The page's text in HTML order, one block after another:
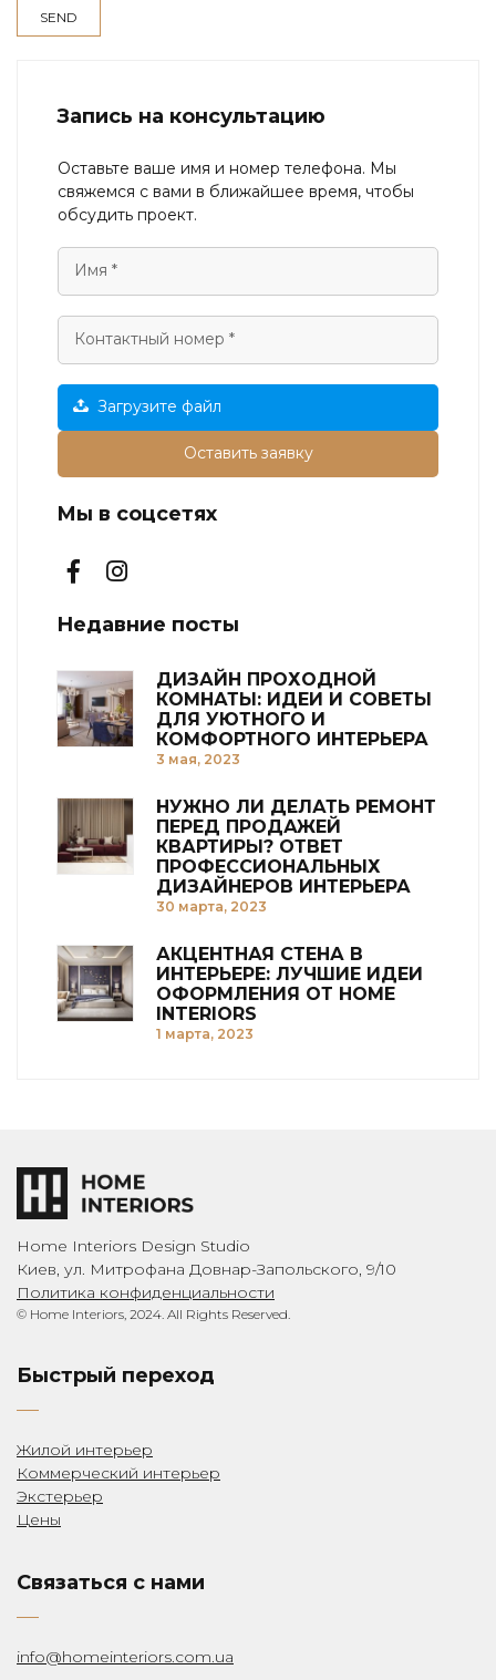
Запись на консультацию
Оставьте ваше имя и номер телефона. Мы
свяжемся с вами в ближайшее время, чтобы
обсудить проект.
Загрузите файл
Оставить заявку
Мы в соцсетях
Недавние посты
ДИЗАЙН ПРОХОДНОЙ
КОМНАТЫ: ИДЕИ И СОВЕТЫ
ДЛЯ УЮТНОГО И
КОМФОРТНОГО ИНТЕРЬЕРА
3 мая, 2023
НУЖНО ЛИ ДЕЛАТЬ РЕМОНТ
ПЕРЕД ПРОДАЖЕЙ
КВАРТИРЫ? ОТВЕТ
ПРОФЕССИОНАЛЬНЫХ
ДИЗАЙНЕРОВ ИНТЕРЬЕРА
30 марта, 2023
АКЦЕНТНАЯ СТЕНА В
ИНТЕРЬЕРЕ: ЛУЧШИЕ ИДЕИ
ОФОРМЛЕНИЯ ОТ HOME
INTERIORS
1 марта, 2023
Home Interiors Design Studio
Киев, ул. Митрофана Довнар-Запольского, 9/10
Политика конфиденциальности
© Home Interiors, 2024. All Rights Reserved.
Быстрый переход
Жилой интерьер
Коммерческий интерьер
Экстерьер
Цены
Связаться с нами
info@homeinteriors.com.ua